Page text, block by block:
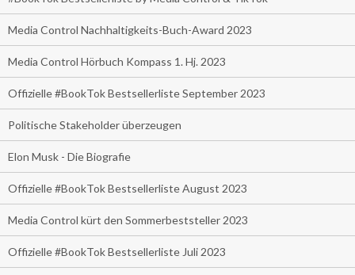
Media Control Nachhaltigkeits-Buch-Award 2023
Media Control Hörbuch Kompass 1. Hj. 2023
Offizielle #BookTok Bestsellerliste September 2023
Politische Stakeholder überzeugen
Elon Musk - Die Biografie
Offizielle #BookTok Bestsellerliste August 2023
Media Control kürt den Sommerbeststeller 2023
Offizielle #BookTok Bestsellerliste Juli 2023